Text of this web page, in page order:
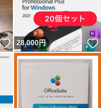
いいね！
28,000円